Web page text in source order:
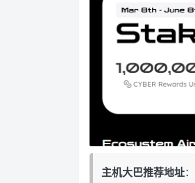
主机大巴推荐地址：